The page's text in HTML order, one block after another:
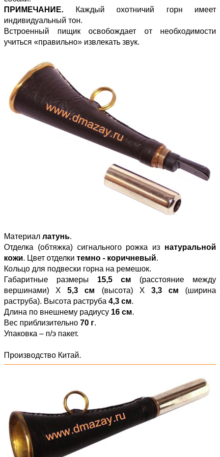
ПРИМЕЧАНИЕ. Каждый охотничий горн имеет
индивидуальный тон.
Встроенный пищик освобождает от необходимости
учиться «правильно» извлекать звук.
Материал латунь.
Отделка (обтяжка) сигнального рожка из натуральной
кожи. Цвет отделки темно - коричневый.
Кольцо для подвески горна на ремешок.
Габаритные размеры 15,5 см (расстояние между
вершинами) Х5,3 см (высота) Х 3,3 см (ширина
раструба). Высота раструба 4,3 см.
Длина по внешнему радиусу 16 см.
Вес приблизительно 70 г.
Упаковка – п/э пакет.
Производство Китай.